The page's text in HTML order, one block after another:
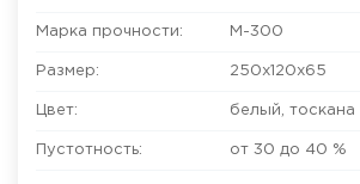
Марка прочности: М-300
Размер: 250х120х65
Цвет: белый тоскана
Пустотность: от 30 до 40 %